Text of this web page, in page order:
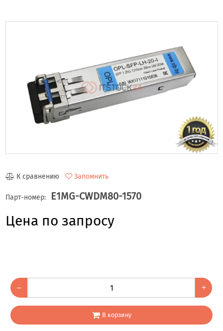
К сравнению Запомнить
Парт-номер: E1MG-CWDM80-1570
Цена по запросу
– +
В корзину